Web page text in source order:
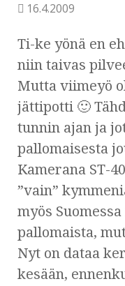
16.4.2009
Ti-ke yönä en
niin taivas
Mutta viimeyö
jättipotti 🙂
tunnin ajan ja
pallomaisesta
Kamerana ST-
”vain”
myös
pallomaista,
Nyt on dataa
kesään,